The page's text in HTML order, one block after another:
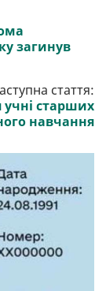
загинув
стаття:
учні старших
навчання